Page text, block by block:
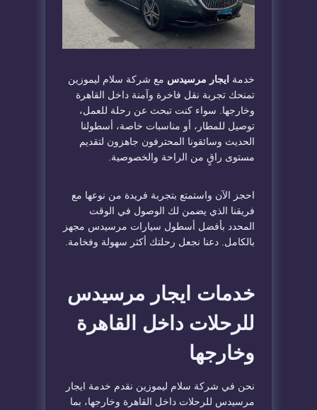
خدمة ايجار مرسيدس مع شركة سلام ليموزين
تمنحك تجربة نقل فاخرة وآمنة داخل القاهرة
وخارجها. سواء كنت تبحث عن رحلة للعمل،
توصيل للمطار، أو مناسبات خاصة، أسطولنا
الحديث وسائقونا المحترفون جاهزون لتقديم
مستوى راقٍ من الراحة والخصوصية.
احجز الآن واستمتع بتجربة فريدة من نوعها مع
فريقنا الذي يضمن لك الوصول في الوقت
المحدد بأفضل أسطول سيارات مرسيدس مجهز
بالكامل. دعنا نجعل رحلتك أكثر سهولة وفخامة.
خدمات ايجار مرسيدس
للرحلات داخل القاهرة
وخارجها
نحن في شركة سلام ليموزين نقدم خدمة ايجار
مرسيدس للرحلات داخل القاهرة وخارجها، بما